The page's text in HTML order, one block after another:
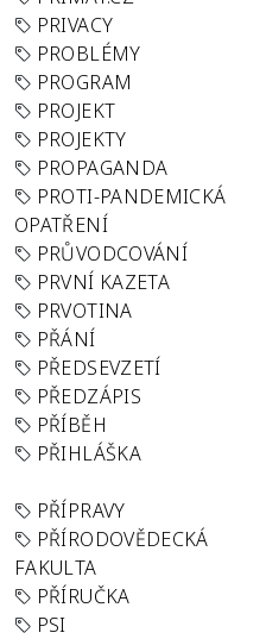
PRIVACY
PROBLÉMY
PROGRAM
PROJEKT
PROJEKTY
PROPAGANDA
PROTI-PANDEMICKÁ
OPATŘENÍ
PRŮVODCOVÁNÍ
PRVNÍ KAZETA
PRVOTINA
PŘÁNÍ
PŘEDSEVZETÍ
PŘEDZÁPIS
PŘÍBĚH
PŘIHLÁŠKA
PŘÍPRAVY
PŘÍRODOVĚDECKÁ
FAKULTA
PŘÍRUČKA
PSI